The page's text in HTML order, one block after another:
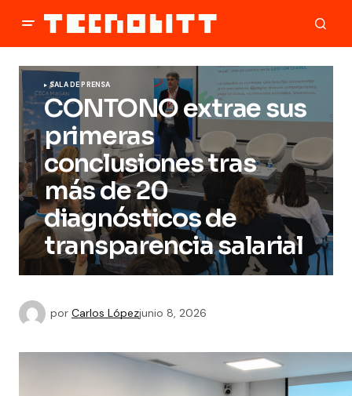
SALA DE PRENSA
CONTONO extrae sus
primeras
conclusiones tras
más de 20
diagnósticos de
transparencia salarial
por Carlos Lópezjunio 8, 2026